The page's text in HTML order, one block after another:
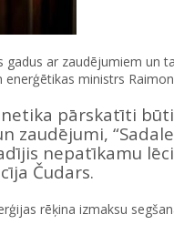
gadus ar zaudējumiem
ministrs
pārskatīti
zaudējumi,
nepatīkamu
Čudars.
rēķina izmaksu